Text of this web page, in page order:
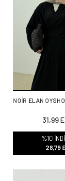
NOİR ELAN
31,99
%10
28,79